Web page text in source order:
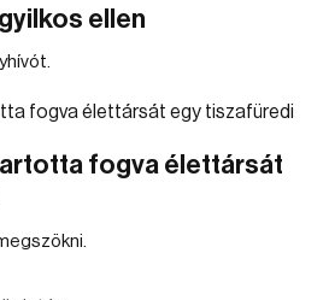
ellen
fogva élettársát